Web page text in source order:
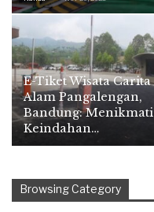
E-Tiket Wisata Carita
Alam Pangalengan,
Bandung: Menikmati
Keindahan…
Browsing Category